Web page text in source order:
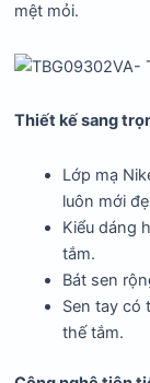
mệt mỏi.
Thiết kế sang
Lớp mạ
luôn mới
Kiểu dáng
tắm.
Bát sen
Sen tay có
thế tắm.